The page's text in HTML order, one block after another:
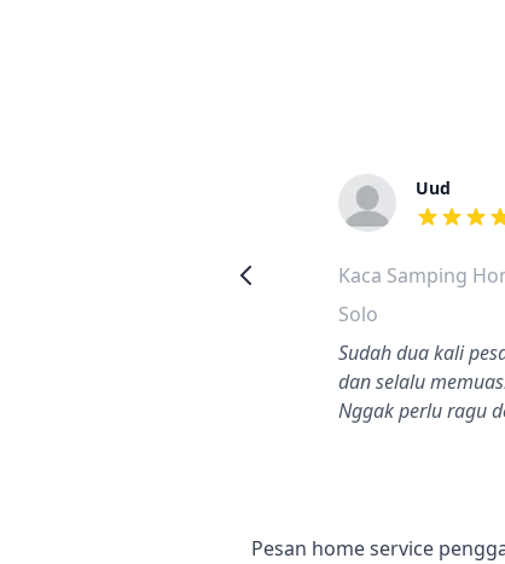
dari ulasan adalah bintang lima
Uud
dari
Kaca Samping
Solo
Sudah dua kali
dan selalu
Nggak perlu ragu
Pesan home service